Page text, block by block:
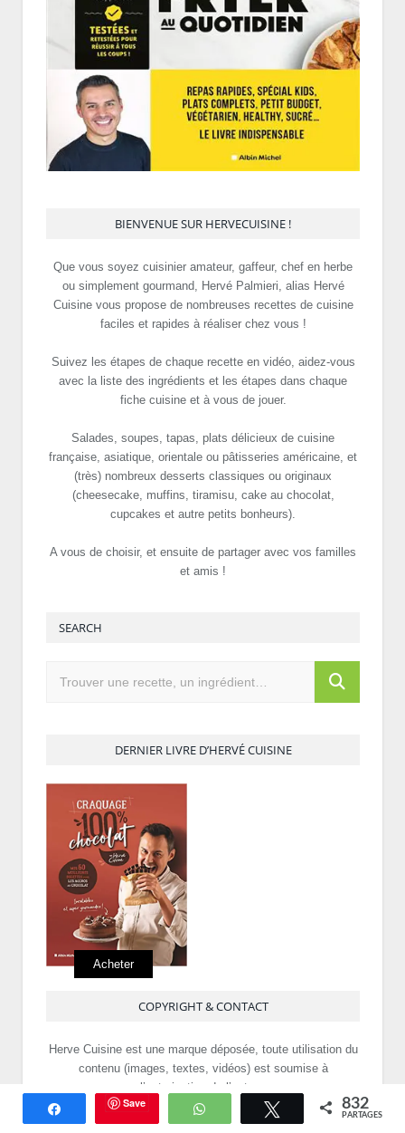
BIENVENUE SUR HERVECUISINE !
Que vous soyez cuisinier amateur, gaffeur, chef en herbe
ou simplement gourmand, Hervé Palmieri, alias Hervé
Cuisine vous propose de nombreuses recettes de cuisine
faciles et rapides à réaliser chez vous !
Suivez les étapes de chaque recette en vidéo, aidez-vous
avec la liste des ingrédients et les étapes dans chaque
fiche cuisine et à vous de jouer.
Salades, soupes, tapas, plats délicieux de cuisine
française, asiatique, orientale ou pâtisseries américaine, et
(très) nombreux desserts classiques ou originaux
(cheesecake, muffins, tiramisu, cake au chocolat,
cupcakes et autre petits bonheurs).
A vous de choisir, et ensuite de partager avec vos familles
et amis !
SEARCH
DERNIER LIVRE D’HERVÉ CUISINE
Acheter
COPYRIGHT & CONTACT
Herve Cuisine est une marque déposée, toute utilisation du
contenu (images, textes, vidéos) est soumise à
l’autorisation de l’auteur.
Partenariats, Contact Presse : Envoyer un email
Partagez Save WhatsApp Tweetez 832
PARTAGES